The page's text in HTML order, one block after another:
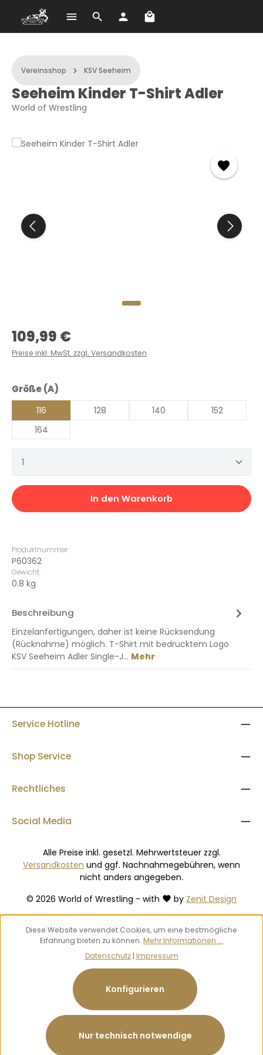
Zum Hauptinhalt springen Warenkorb enthält 0
Vereinsshop KSV Seeheim
Seeheim Kinder T-Shirt Adler
World of Wrestling
Regulärer Preis:
109,99 €
Preise inkl. MwSt. zzgl. Versandkosten
Größe (A)
116 128 140
152
164
Produkt Anzahl: Gib den gewünschten Wert
In den Warenkorb
Produktnummer:
P60362
Gewicht:
0.8 kg
Beschreibung
Einzelanfertigungen, daher ist keine Rücksendung
(Rücknahme) möglich. T-Shirt mit bedrucktem Logo
KSV Seeheim Adler Single-J… Mehr
Service Hotline
Shop Service
Rechtliches
Social Media
© 2026 World of Wrestling - with by Zenit Design
Alle Preise inkl. gesetzl. Mehrwertsteuer zzgl.
Versandkosten und ggf. Nachnahmegebühren, wenn
nicht anders angegeben.
Diese Website verwendet Cookies, um eine bestmögliche
Erfahrung bieten zu können. Mehr Informationen ...
Datenschutz| Impressum
Nur technisch notwendige
Konfigurieren